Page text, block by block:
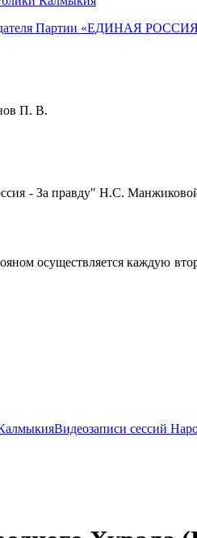
Партии «ЕДИНАЯ
П. В.
- За правду" Н.С.
осуществляется каждую
Видеозаписи сессий